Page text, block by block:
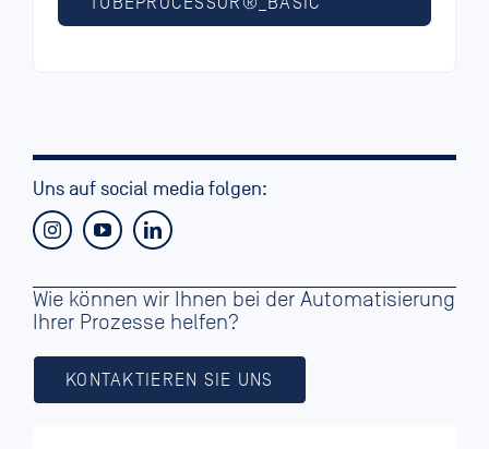
Uns auf social media folgen:
Wie können wir Ihnen bei der Automatisierung
Ihrer Prozesse helfen?
KONTAKTIEREN SIE UNS